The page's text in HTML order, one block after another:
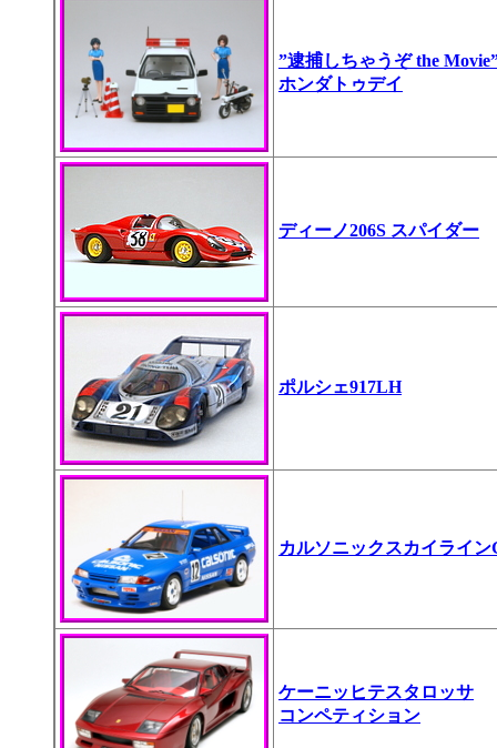
”逮捕しちゃうぞ the
ホンダトゥデイ
ディーノ206S スパイダー
ポルシェ917LH
カルソニックスカイライン
ケーニッヒテスタロッサ
コンペティション